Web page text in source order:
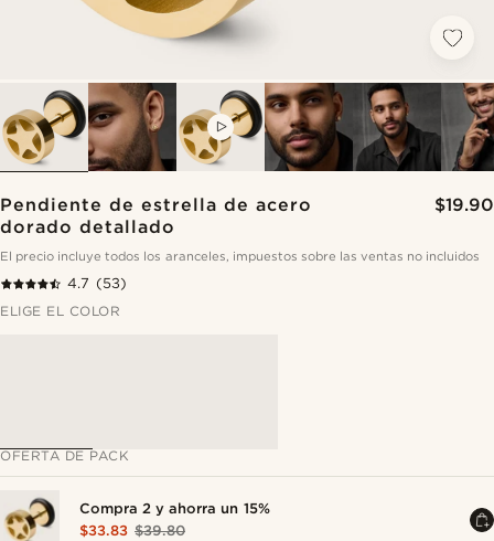
Pendiente de estrella de acero
dorado detallado
$19.90
El precio incluye todos los aranceles, impuestos sobre las ventas no incluidos
4.7 (53)
ELIGE EL COLOR
OFERTA DE PACK
Compra 2 y ahorra un 15%
$33.83 $39.80